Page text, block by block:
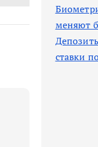
меняют
ставки